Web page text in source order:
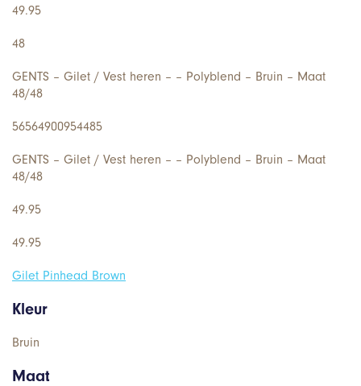
49.95
48
GENTS – Gilet / Vest heren – – Polyblend – Bruin – Maat
48/48
56564900954485
GENTS – Gilet / Vest heren – – Polyblend – Bruin – Maat
48/48
49.95
49.95
Gilet Pinhead Brown
Kleur
Bruin
Maat